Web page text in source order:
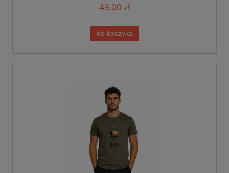
49,00 zł
do koszyka